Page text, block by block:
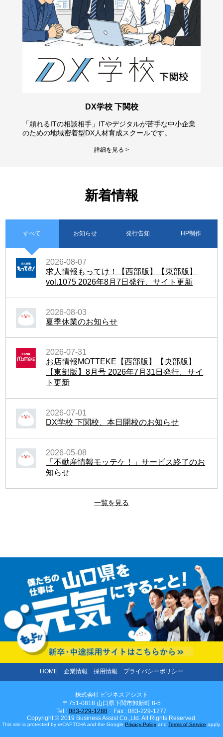
DX学校 下関校
「頼れるITの相談相手」ITやデジタルが苦手な中小企業
のための地域密着型DX人材育成スクールです。
詳細を見る >
新着情報
すべて お知らせ 発行告知 HP制作
2026-08-07
求人情報もってけ！【西部版】【東部版】
vol.1075 2026年8月7日発行、サイト更新
2026-08-03
夏季休業のお知らせ
2026-07-31
お店情報MOTTEKE【西部版】【央部版】
【東部版】8月号 2026年7月31日発行、サイ
ト更新
2026-07-01
DX学校 下関校、本日開校のお知らせ
2026-05-08
「不動産情報モッテケ！」サービス終了のお
知らせ
一覧を見る
HOME 企業情報 採用情報 プライバシーポリシー
株式会社 ビジネスアシスト
〒751-0818 山口県下関市卸新町 8-5
Tel : 083-229-1288 Fax : 083-229-1277
Copyright © 2019 Business Assist Co.,Ltd. All Rights Reserved.
This site is protected by reCAPTCHA and the Google Privacy Policy and Terms of Service apply.